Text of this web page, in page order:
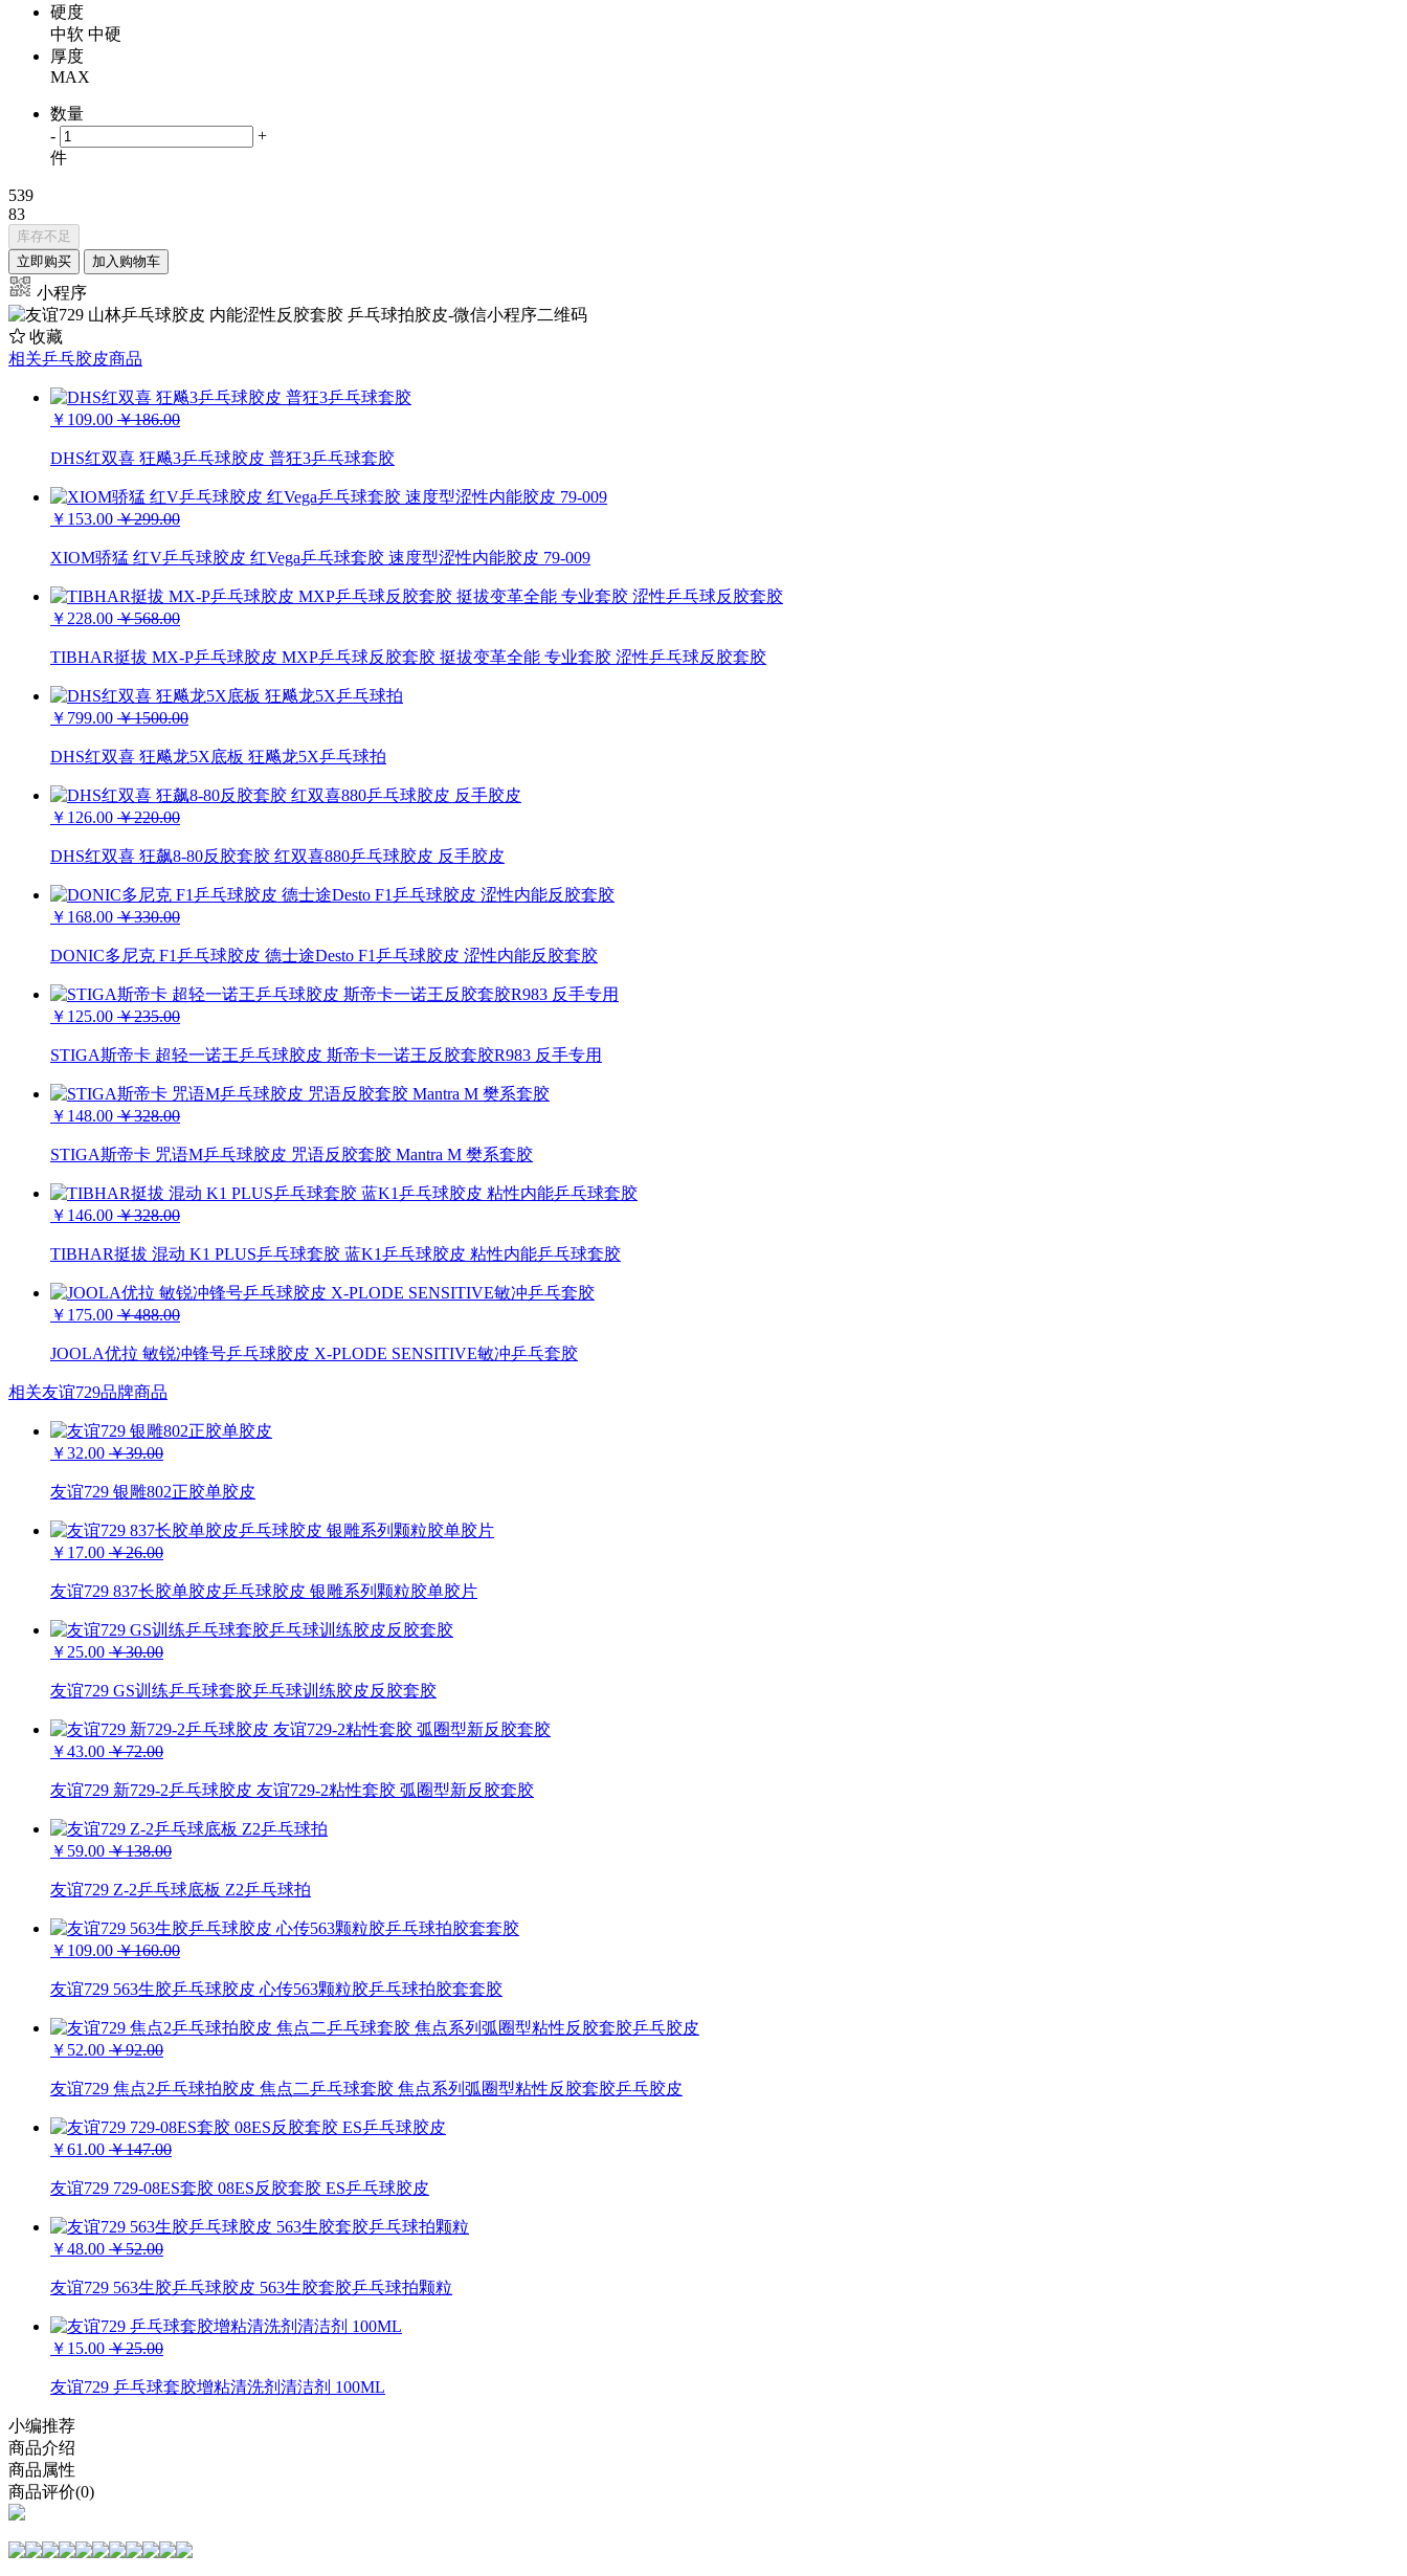
硬度
中软 中硬
厚度
MAX
数量
-
+
件
539
83
库存不足
立即购买
加入购物车
小程序
收藏
相关乒乓胶皮商品
￥109.00 ￥186.00
DHS红双喜 狂飚3乒乓球胶皮 普狂3乒乓球套胶
￥153.00 ￥299.00
XIOM骄猛 红V乒乓球胶皮 红Vega乒乓球套胶 速度型涩性内能胶皮 79-009
￥228.00 ￥568.00
TIBHAR挺拔 MX-P乒乓球胶皮 MXP乒乓球反胶套胶 挺拔变革全能 专业套胶 涩性乒乓球反胶套胶
￥799.00 ￥1500.00
DHS红双喜 狂飚龙5X底板 狂飚龙5X乒乓球拍
￥126.00 ￥220.00
DHS红双喜 狂飙8-80反胶套胶 红双喜880乒乓球胶皮 反手胶皮
￥168.00 ￥330.00
DONIC多尼克 F1乒乓球胶皮 德士途Desto F1乒乓球胶皮 涩性内能反胶套胶
￥125.00 ￥235.00
STIGA斯帝卡 超轻一诺王乒乓球胶皮 斯帝卡一诺王反胶套胶R983 反手专用
￥148.00 ￥328.00
STIGA斯帝卡 咒语M乒乓球胶皮 咒语反胶套胶 Mantra M 樊系套胶
￥146.00 ￥328.00
TIBHAR挺拔 混动 K1 PLUS乒乓球套胶 蓝K1乒乓球胶皮 粘性内能乒乓球套胶
￥175.00 ￥488.00
JOOLA优拉 敏锐冲锋号乒乓球胶皮 X-PLODE SENSITIVE敏冲乒乓套胶
相关友谊729品牌商品
￥32.00 ￥39.00
友谊729 银雕802正胶单胶皮
￥17.00 ￥26.00
友谊729 837长胶单胶皮乒乓球胶皮 银雕系列颗粒胶单胶片
￥25.00 ￥30.00
友谊729 GS训练乒乓球套胶乒乓球训练胶皮反胶套胶
￥43.00 ￥72.00
友谊729 新729-2乒乓球胶皮 友谊729-2粘性套胶 弧圈型新反胶套胶
￥59.00 ￥138.00
友谊729 Z-2乒乓球底板 Z2乒乓球拍
￥109.00 ￥160.00
友谊729 563生胶乒乓球胶皮 心传563颗粒胶乒乓球拍胶套套胶
￥52.00 ￥92.00
友谊729 焦点2乒乓球拍胶皮 焦点二乒乓球套胶 焦点系列弧圈型粘性反胶套胶乒乓胶皮
￥61.00 ￥147.00
友谊729 729-08ES套胶 08ES反胶套胶 ES乒乓球胶皮
￥48.00 ￥52.00
友谊729 563生胶乒乓球胶皮 563生胶套胶乒乓球拍颗粒
￥15.00 ￥25.00
友谊729 乒乓球套胶增粘清洗剂清洁剂 100ML
小编推荐
商品介绍
商品属性
商品评价(0)